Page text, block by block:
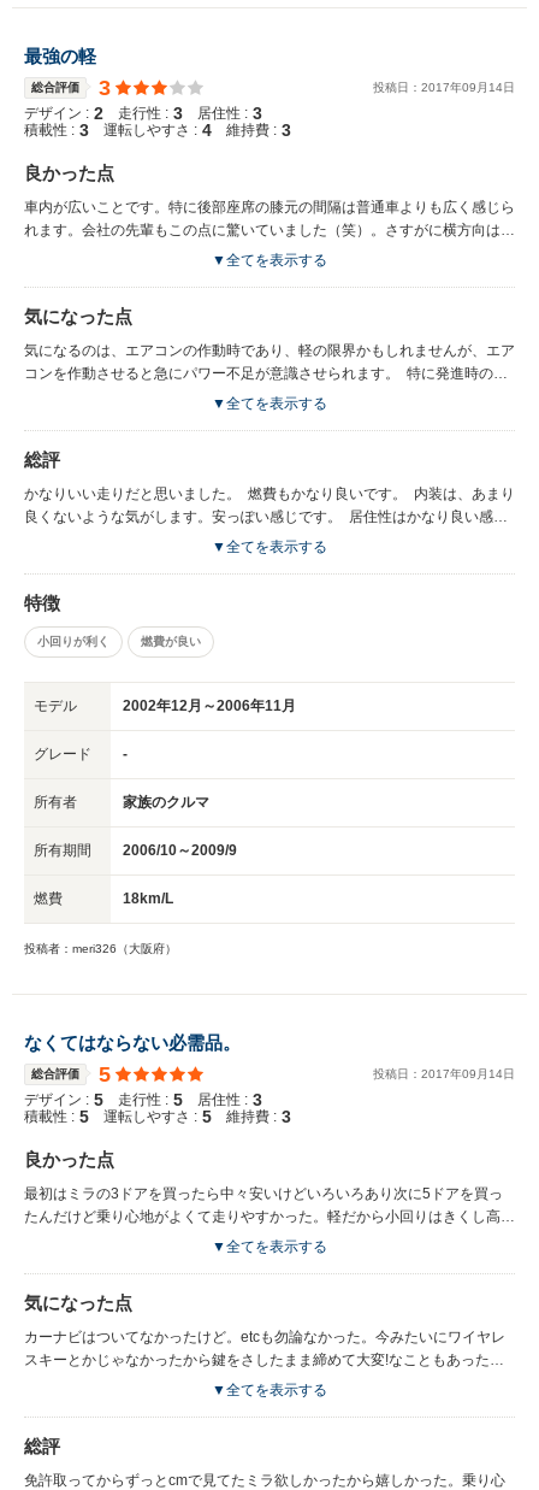
事なんてまずありません。 少なくとも私はありませんでした。 布団5組と
れば別ですが、そんな特異な買い物をするケースなんて実際のところ無いで
しょうし… 日常的な買い物程度であれば、この車だから積めなくて困っ
た、とか、積みにくくて困った、というケースは今のところ皆無です。 乗
車人数が主に1～2人で、下駄代わり、狭い生活圏のみで乗る分には、必要
最強の軽
総合評価 3 投稿日： 2017年09 月 14日
デザイン : 2 走行性 : 3 居住性 : 3
積載性 : 3 運転しやすさ : 4 維持費 : 3
良かった点
車内が広いことです。特に後部座席の膝元の間隔は普通車よりも広く感じら
れます。会社の先輩もこの点に驚いていました（笑）。さすがに横方向は２
人が限度ですが。 回転半径については、前車よりも大型にもかかわらず小
で、目盛の間隔や針の動きが通常の正円タイプと変わらないかと心配しまし
たが、単に目盛を横に引き延ばしただけのようなので、正円タイプと全く同
じです。むしろ大きくなった分見やすくなりました。 また、前車の高速走
は普通車と変わらない安定感があります。 その他、インテリアや装備など
は今風の物が一通り取り入れられており、この点も満足しております。 外
観については、まずまずといったところでしょうか。もう少しすっきりした
▼全てを表示する
気になった点
気になるのは、エアコンの作動時であり、軽の限界かもしれませんが、エア
コンを作動させると急にパワー不足が意識させられます。 特に発進時のと
ろさには、ちょっといらいらさせられることもあります。 要望としては、
▼全てを表示する
総評
かなりいい走りだと思いました。 燃費もかなり良いです。 内装は、あまり
良くないような気がします。安っぽい感じです。 居住性はかなり良い感じ
▼全てを表示する
特徴
小回りが利く 燃費が良い
モデル 2002年12月～2006年11月
グレード -
所有者 家族のクルマ
所有期間 2006/10～2009/9
燃費 18km/L
投稿者：meri326（大阪府）
なくてはならない必需品。
総合評価 5 投稿日： 2017年09 月 14日
デザイン : 5 走行性 : 5 居住性 : 3
積載性 : 5 運転しやすさ : 5 維持費 : 3
良かった点
最初はミラの3ドアを買ったら中々安いけどいろいろあり次に5ドアを買っ
たんだけど乗り心地がよくて走りやすかった。軽だから小回りはきくし高速
代は安いし、何回かぶつけたりぶつけられたりしたけど自分の車はそんなに
はいろいろ便利な機能も増えただろうから、また次車に乗れるならやっぱり
ダイハツのミラが欲しいな。何年たってもずっと同じ車に乗り続けていた
い。そう思える車が一番いい。いろんな車の助手席に乗せてもらっなり、レ
ンドルも軽くて本当に乗り心地良 運転のしやすかったです。新しいミラに
また乗りたい。
▼全てを表示する
気になった点
カーナビはついてなかったけど。etcも勿論なかった。今みたいにワイヤレ
スキーとかじゃなかったから鍵をさしたまま締めて大変!なこともあったけ
ど（笑）あと給油ランプがつかない車だったからガソリン入れるタイミング
▼全てを表示する
総評
免許取ってからずっとcmで見てたミラ欲しかったから嬉しかった。乗り心